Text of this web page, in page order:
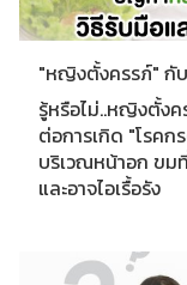
"หญิงตั้งครรภ์" กั
รู้หรือไม่..หญิงตั้งค
ต่อการเกิด "โรค
บริเวณหน้าอก ขม
และอาจไอเรื้อรัง